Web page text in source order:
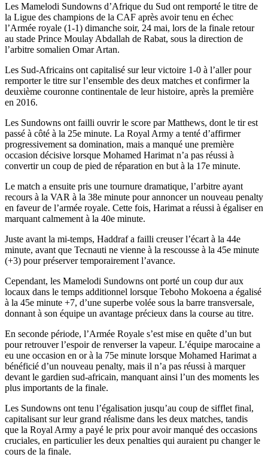
Les Mamelodi Sundowns d’Afrique du Sud ont remporté le titre de
la Ligue des champions de la CAF après avoir tenu en échec
l’Armée royale (1-1) dimanche soir, 24 mai, lors de la finale retour
au stade Prince Moulay Abdallah de Rabat, sous la direction de
l’arbitre somalien Omar Artan.
Les Sud-Africains ont capitalisé sur leur victoire 1-0 à l’aller pour
remporter le titre sur l’ensemble des deux matches et confirmer la
deuxième couronne continentale de leur histoire, après la première
en 2016.
Les Sundowns ont failli ouvrir le score par Matthews, dont le tir est
passé à côté à la 25e minute. La Royal Army a tenté d’affirmer
progressivement sa domination, mais a manqué une première
occasion décisive lorsque Mohamed Harimat n’a pas réussi à
convertir un coup de pied de réparation en but à la 17e minute.
Le match a ensuite pris une tournure dramatique, l’arbitre ayant
recours à la VAR à la 38e minute pour annoncer un nouveau penalty
en faveur de l’armée royale. Cette fois, Harimat a réussi à égaliser en
marquant calmement à la 40e minute.
Juste avant la mi-temps, Haddraf a failli creuser l’écart à la 44e
minute, avant que Tecnauti ne vienne à la rescousse à la 45e minute
(+3) pour préserver temporairement l’avance.
Cependant, les Mamelodi Sundowns ont porté un coup dur aux
locaux dans le temps additionnel lorsque Teboho Mokoena a égalisé
à la 45e minute +7, d’une superbe volée sous la barre transversale,
donnant à son équipe un avantage précieux dans la course au titre.
En seconde période, l’Armée Royale s’est mise en quête d’un but
pour retrouver l’espoir de renverser la vapeur. L’équipe marocaine a
eu une occasion en or à la 75e minute lorsque Mohamed Harimat a
bénéficié d’un nouveau penalty, mais il n’a pas réussi à marquer
devant le gardien sud-africain, manquant ainsi l’un des moments les
plus importants de la finale.
Les Sundowns ont tenu l’égalisation jusqu’au coup de sifflet final,
capitalisant sur leur grand réalisme dans les deux matches, tandis
que la Royal Army a payé le prix pour avoir manqué des occasions
cruciales, en particulier les deux penalties qui auraient pu changer le
cours de la finale.